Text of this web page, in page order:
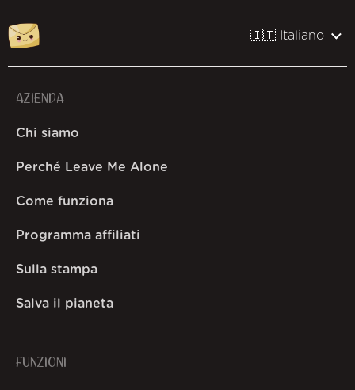
🇮🇹 Italiano
AZIENDA
Chi siamo
Perché Leave Me Alone
Come funziona
Programma affiliati
Sulla stampa
Salva il pianeta
FUNZIONI